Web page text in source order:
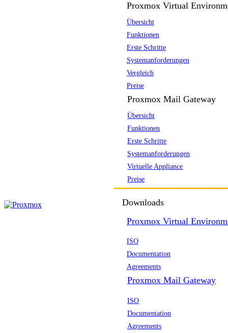
Proxmox Virtual
Übersicht
Funktionen
Erste Schritte
Systemanforderungen
Vergleich
Preise
Proxmox Mail Gateway
Übersicht
Funktionen
Erste Schritte
Systemanforderungen
Virtuelle Appliance
Preise
Downloads
Proxmox Virtual
ISO
Documentation
Agreements
Proxmox Mail Gateway
ISO
Documentation
Agreements